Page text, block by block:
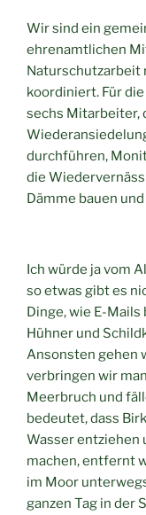
Wir sind ein
ehrenamtlichen
Naturschutzarbeit
koordiniert. Für
sechs Mitarbeiter,
durchführen,
die
Dämme bauen
Ich würde ja vom
so etwas gibt es
Dinge, wie E-
Hühner und
Ansonsten gehen
verbringen wir
Meerbruch und
bedeutet, dass
Wasser entziehen
machen, entfernt
im Moor
ganzen Tag in der